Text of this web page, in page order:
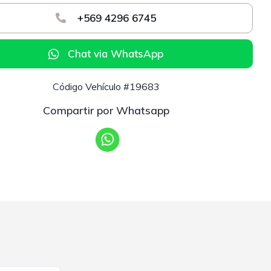
+569 4296 6745
Chat via WhatsApp
Código Vehículo #19683
Compartir por Whatsapp